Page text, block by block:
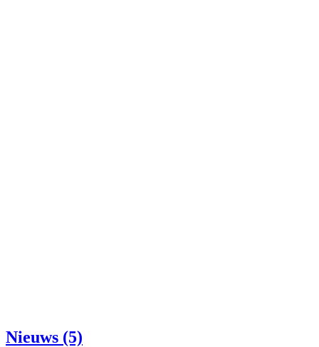
Nieuws (5)